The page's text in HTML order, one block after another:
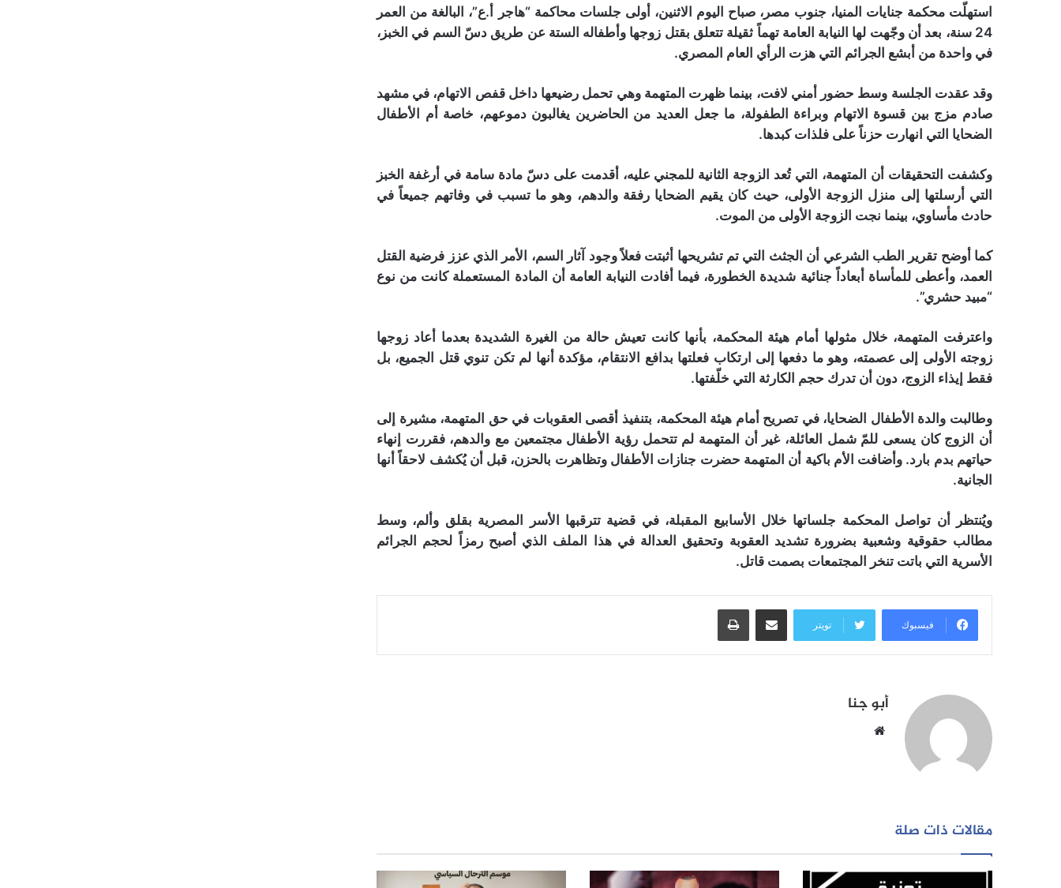
استهلّت محكمة جنايات المنيا، جنوب مصر، صباح اليوم الاثنين، أولى جلسات محاكمة “هاجر أ.ع”، البالغة من العمر
24 سنة، بعد أن وجّهت لها النيابة العامة تهماً ثقيلة تتعلق بقتل زوجها وأطفاله الستة عن طريق دسّ السم في الخبز،
في واحدة من أبشع الجرائم التي هزت الرأي العام المصري.
وقد عقدت الجلسة وسط حضور أمني لافت، بينما ظهرت المتهمة وهي تحمل رضيعها داخل قفص الاتهام، في مشهد
صادم مزج بين قسوة الاتهام وبراءة الطفولة، ما جعل العديد من الحاضرين يغالبون دموعهم، خاصة أم الأطفال
الضحايا التي انهارت حزناً على فلذات كبدها.
وكشفت التحقيقات أن المتهمة، التي تُعد الزوجة الثانية للمجني عليه، أقدمت على دسّ مادة سامة في أرغفة الخبز
التي أرسلتها إلى منزل الزوجة الأولى، حيث كان يقيم الضحايا رفقة والدهم، وهو ما تسبب في وفاتهم جميعاً في
حادث مأساوي، بينما نجت الزوجة الأولى من الموت.
كما أوضح تقرير الطب الشرعي أن الجثث التي تم تشريحها أثبتت فعلاً وجود آثار السم، الأمر الذي عزز فرضية القتل
العمد، وأعطى للمأساة أبعاداً جنائية شديدة الخطورة، فيما أفادت النيابة العامة أن المادة المستعملة كانت من نوع
“مبيد حشري”.
واعترفت المتهمة، خلال مثولها أمام هيئة المحكمة، بأنها كانت تعيش حالة من الغيرة الشديدة بعدما أعاد زوجها
زوجته الأولى إلى عصمته، وهو ما دفعها إلى ارتكاب فعلتها بدافع الانتقام، مؤكدة أنها لم تكن تنوي قتل الجميع، بل
فقط إيذاء الزوج، دون أن تدرك حجم الكارثة التي خلّفتها.
وطالبت والدة الأطفال الضحايا، في تصريح أمام هيئة المحكمة، بتنفيذ أقصى العقوبات في حق المتهمة، مشيرة إلى
أن الزوج كان يسعى للمّ شمل العائلة، غير أن المتهمة لم تتحمل رؤية الأطفال مجتمعين مع والدهم، فقررت إنهاء
حياتهم بدم بارد. وأضافت الأم باكية أن المتهمة حضرت جنازات الأطفال وتظاهرت بالحزن، قبل أن يُكشف لاحقاً أنها
الجانية.
ويُنتظر أن تواصل المحكمة جلساتها خلال الأسابيع المقبلة، في قضية تترقبها الأسر المصرية بقلق وألم، وسط
مطالب حقوقية وشعبية بضرورة تشديد العقوبة وتحقيق العدالة في هذا الملف الذي أصبح رمزاً لحجم الجرائم
الأسرية التي باتت تنخر المجتمعات بصمت قاتل.
فيسبوك تويتر
مشاركة عبر البريد طباعة
أبو جنا
مقالات ذات صلة